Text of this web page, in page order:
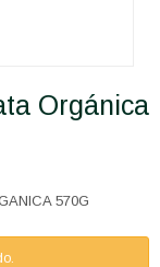
570G